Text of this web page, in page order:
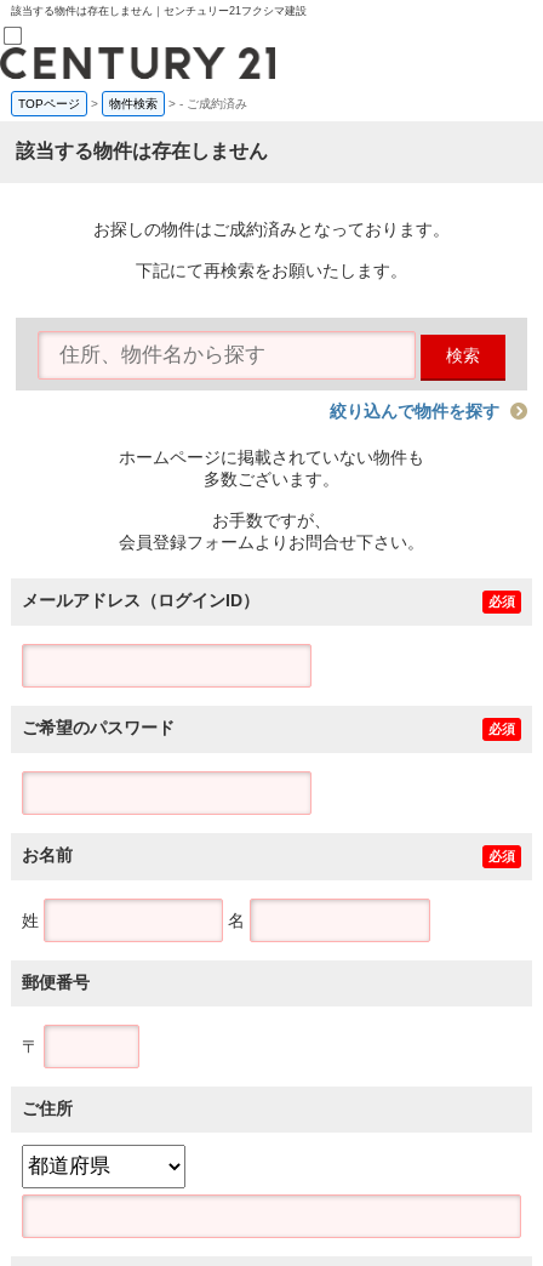
該当する物件は存在しません｜センチュリー21フクシマ建設
売買部
0120-800-844
賃貸部
会員メニュー
物件を探す
購入TOP
条件から探す
住宅ローン控除シミュレータ
TOPページ > 物件検索 >- ご成約済み
該当する物件は存在しません
お探しの物件はご成約済みとなっております。
下記にて再検索をお願いたします。
検索
絞り込んで物件を探す
ホームページに掲載されていない物件も
多数ございます。
お手数ですが、
会員登録フォームよりお問合せ下さい。
メールアドレス（ログインID） 必須
ご希望のパスワード 必須
お名前 必須
姓 名
郵便番号
〒
ご住所